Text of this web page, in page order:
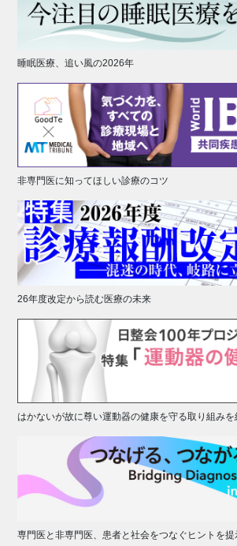
睡眠医療、追い風の2026年
非専門医に知ってほしい診療のコツ
26年度改定から読む医療の未来
はかないが故に尊い運動器の健康を守る取り組みを
専門医と非専門医、患者と社会をつなぐヒントを提